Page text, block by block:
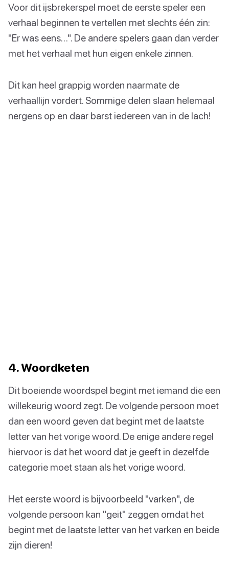
Voor dit ijsbrekerspel moet de eerste speler een
verhaal beginnen te vertellen met slechts één zin:
"Er was eens…". De andere spelers gaan dan verder
met het verhaal met hun eigen enkele zinnen.
Dit kan heel grappig worden naarmate de
verhaallijn vordert. Sommige delen slaan helemaal
nergens op en daar barst iedereen van in de lach!
4. Woordketen
Dit boeiende woordspel begint met iemand die een
willekeurig woord zegt. De volgende persoon moet
dan een woord geven dat begint met de laatste
letter van het vorige woord. De enige andere regel
hiervoor is dat het woord dat je geeft in dezelfde
categorie moet staan als het vorige woord.
Het eerste woord is bijvoorbeeld "varken", de
volgende persoon kan "geit" zeggen omdat het
begint met de laatste letter van het varken en beide
zijn dieren!